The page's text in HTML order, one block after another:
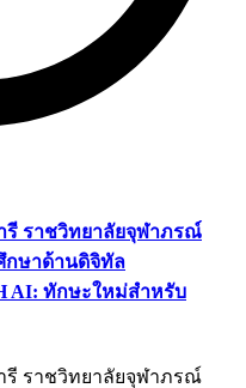
ราชวิทยาลัยจุฬาภรณ์
กษาด้านดิจิทัล
AI: ทักษะใหม่สำหรับ
ราชวิทยาลัยจุฬาภรณ์